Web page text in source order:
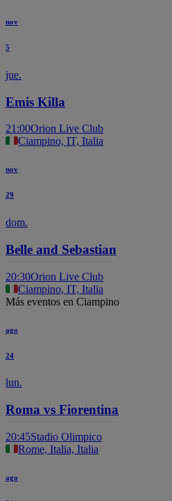
nov
5
jue.
Emis Killa
21:00Orion Live Club
Ciampino, IT, Italia
nov
29
dom.
Belle and Sebastian
20:30Orion Live Club
Ciampino, IT, Italia
Más eventos en Ciampino
ago
24
lun.
Roma vs Fiorentina
20:45Stadio Olimpico
Rome, Italia, Italia
ago